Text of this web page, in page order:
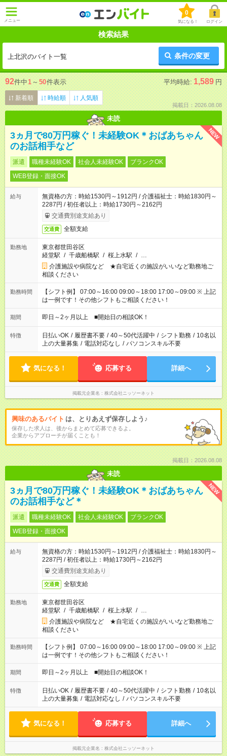
メニュー
0
気になる！ ログイン
検索結果
上北沢のバイト一覧 条件の変更
92件中1 ～ 50件表示 平均時給: 1,589 円
新着順 時給順 人気順
掲載日：2026.08.08
未読
NEW
3ヵ月で80万円稼ぐ！未経験OK＊おばあちゃん
のお話相手など
派遣 職種未経験OK 社会人未経験OK
ブランクOK
WEB登録・面接OK
給与
無資格の方：時給1530円～1912円 / 介護福祉士：時給1830円～
2287円 / 初任者以上：時給1730円～2162円
交通費別途支給あり
交通費 全額支給
勤務地
東京都世田谷区
経堂駅 / 千歳船橋駅 / 桜上水駅 / …
介護施設や病院など ★自宅近くの施設がいいなど勤務地ご
相談ください
勤務時間
【シフト例】 07:00～16:00 09:00～18:00 17:00～09:00 ※ 上記
は一例です！その他シフトもご相談ください！
期間 即日～2ヶ月以上 ■開始日の相談OK！
特徴 日払いOK / 履歴書不要 / 40～50代活躍中 / シフト勤務 / 10名以
上の大量募集 / 電話対応なし / パソコンスキル不要
気になる！ 応募する 詳細へ
掲載元企業名 株式会社ニッソーネット
興味のあるバイト は、とりあえず保存しよう♪
保存した求人は、後からまとめて応募できるよ。
企業からアプローチが届くことも！
掲載日：2026.08.08
未読
NEW
3ヵ月で80万円稼ぐ！未経験OK＊おばあちゃん
のお話相手など＊
派遣 職種未経験OK 社会人未経験OK
ブランクOK
WEB登録・面接OK
給与
無資格の方：時給1530円～1912円 / 介護福祉士：時給1830円～
2287円 / 初任者以上：時給1730円～2162円
交通費別途支給あり
交通費 全額支給
勤務地
東京都世田谷区
経堂駅 / 千歳船橋駅 / 桜上水駅 / …
介護施設や病院など ★自宅近くの施設がいいなど勤務地ご
相談ください
勤務時間
【シフト例】 07:00～16:00 09:00～18:00 17:00～09:00 ※ 上記
は一例です！その他シフトもご相談ください！
期間 即日～2ヶ月以上 ■開始日の相談OK！
特徴 日払いOK / 履歴書不要 / 40～50代活躍中 / シフト勤務 / 10名以
上の大量募集 / 電話対応なし / パソコンスキル不要
気になる！ 応募する 詳細へ
掲載元企業名 株式会社ニッソーネット